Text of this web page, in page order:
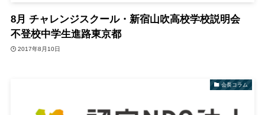
8月 チャレンジスクール・新宿山吹高校学校説明会
不登校中学生進路東京都
2017年8月10日
会長コラム